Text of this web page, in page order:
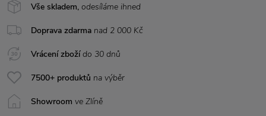
Vše skladem, odesíláme ihned
Doprava zdarma nad 2 000 Kč
Vrácení zbožído 30 dnů
7500+ produktů na výběr
Showroom ve Zlíně